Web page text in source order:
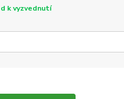
k vyzvednutí